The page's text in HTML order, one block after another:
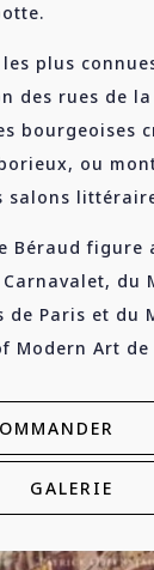
les plus
des rues de
bourgeoises
ou
salons
Béraud figure
du
de Paris et du
Modern Art de
GALERIE